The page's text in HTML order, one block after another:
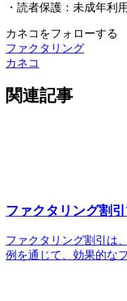
・読者保護：未成年利
カネコをフォローする
ファクタリング
カネコ
関連記事
ファクタリング割
ファクタリング割引は
例を通じて、効果的な